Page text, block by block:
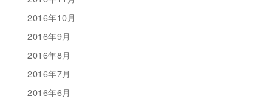
2016年10月
2016年9月
2016年8月
2016年7月
2016年6月